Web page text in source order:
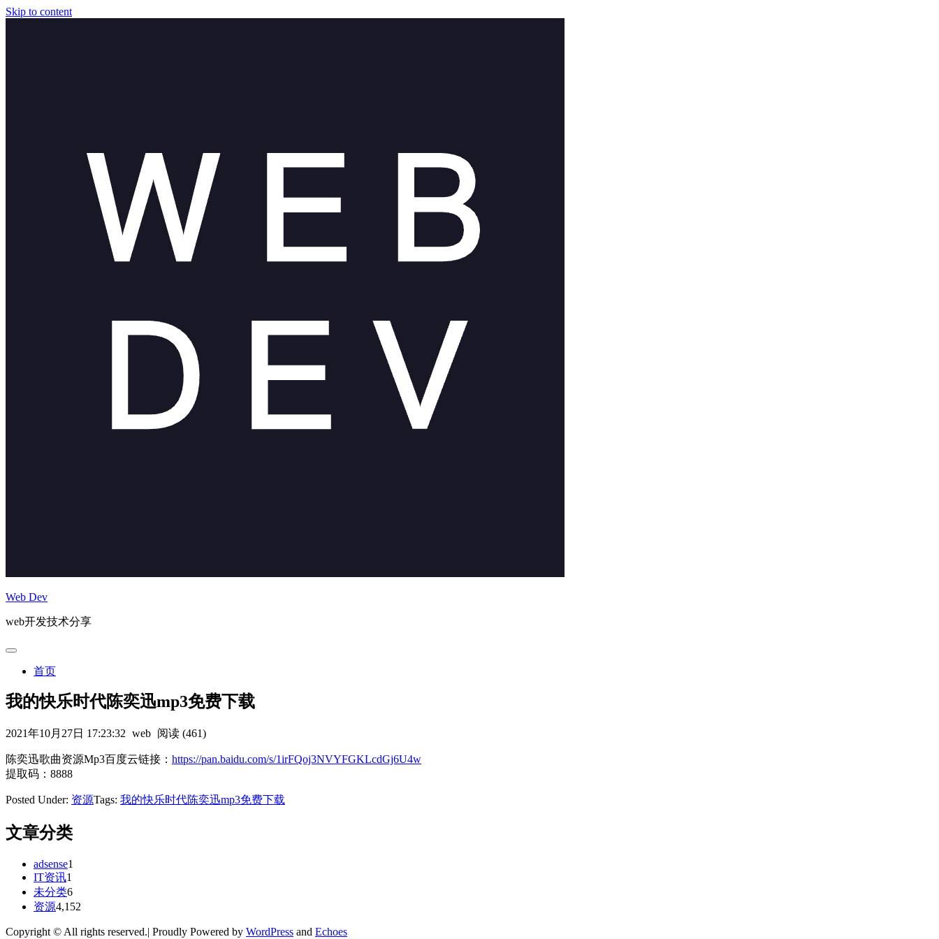
Skip to content
Web Dev
web开发技术分享
首页
我的快乐时代陈奕迅mp3免费下载
2021年10月27日 17:23:32 web 阅读 (461)
陈奕迅歌曲资源Mp3百度云链接： https://pan.baidu.com/s/1irFQoj3NVYFGKLcdGj6U4w
提取码：8888
Posted Under: 资源Tags: 我的快乐时代陈奕迅mp3免费下载
文章分类
adsense1
IT资讯1
未分类6
资源4,152
Copyright © All rights reserved.| Proudly Powered by WordPress and Echoes